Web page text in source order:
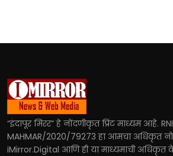
“इंदापूर मिरर” हे नोंदणीकृत प्रिंट माध्यम आहे.
MAHMAR/2020/79273 हा आमचा अधिकृत
iMirror.Digital आणि ही या माध्यमाची अधिकृत